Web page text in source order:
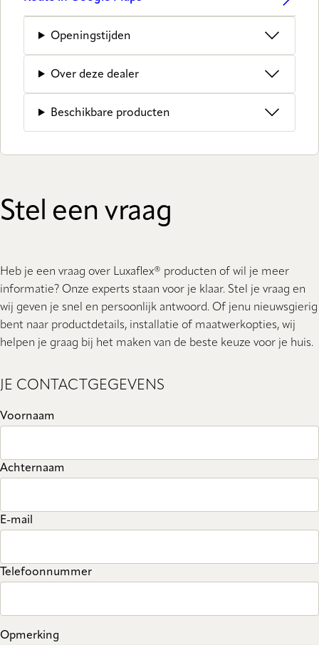
Openingstijden
Over deze dealer
Beschikbare producten
Stel een vraag
Heb je een vraag over Luxaflex® producten of wil je meer
informatie? Onze experts staan ​​voor je klaar. Stel je vraag en
wij geven je snel en persoonlijk antwoord. Of jenu nieuwsgierig
bent naar productdetails, installatie of maatwerkopties, wij
helpen je graag bij het maken van de beste keuze voor je huis.
JE CONTACTGEGEVENS
Voornaam
Achternaam
E-mail
Telefoonnummer
Opmerking